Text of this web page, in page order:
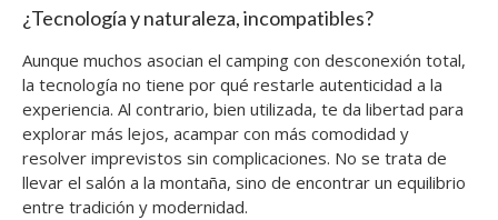
¿Tecnología y naturaleza, incompatibles?
Aunque muchos asocian el camping con desconexión total,
la tecnología no tiene por qué restarle autenticidad a la
experiencia. Al contrario, bien utilizada, te da libertad para
explorar más lejos, acampar con más comodidad y
resolver imprevistos sin complicaciones. No se trata de
llevar el salón a la montaña, sino de encontrar un equilibrio
entre tradición y modernidad.